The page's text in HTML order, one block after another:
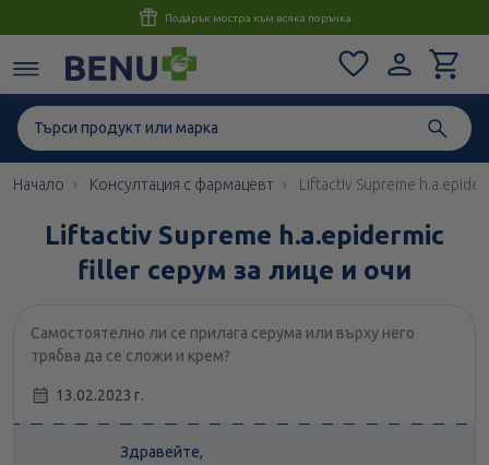
Консултация с магистър-фармацевт до 1 час
Начало Консултация с фармацевт Liftactiv Supreme
Liftactiv Supreme h.a.epidermic
filler серум за лице и очи
Самостоятелно ли се прилага серума или върху него
трябва да се сложи и крем?
13.02.2023 г.
Здравейте,